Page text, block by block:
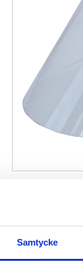
Samtycke
testad mot
dessutom
naturlig